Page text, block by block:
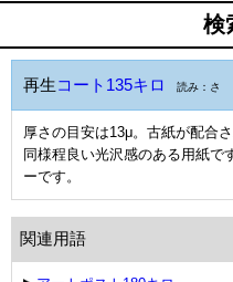
検
再生コート135キロ 読み：さ
厚さの目安は13μ。古紙が配合
同様程良い光沢感のある用紙で
ーです。
関連用語